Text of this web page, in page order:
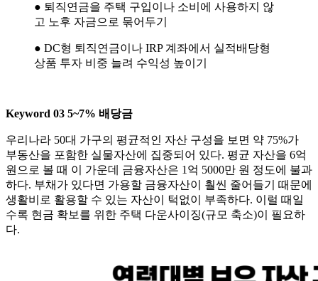
● 퇴직연금을 주택 구입이나 소비에 사용하지 않
고 노후 자금으로 묶어두기
● DC형 퇴직연금이나 IRP 계좌에서 실적배당형
상품 투자 비중 늘려 수익성 높이기
Keyword 03 5~7% 배당금
우리나라 50대 가구의 평균적인 자산 구성을 보면 약 75%가
부동산을 포함한 실물자산에 집중되어 있다. 평균 자산을 6억
원으로 볼 때 이 가운데 금융자산은 1억 5000만 원 정도에 불과
하다. 부채가 있다면 가용할 금융자산이 훨씬 줄어들기 때문에
생활비로 활용할 수 있는 자산이 턱없이 부족하다. 이럴 때일
수록 현금 확보를 위한 주택 다운사이징(규모 축소)이 필요하
다.